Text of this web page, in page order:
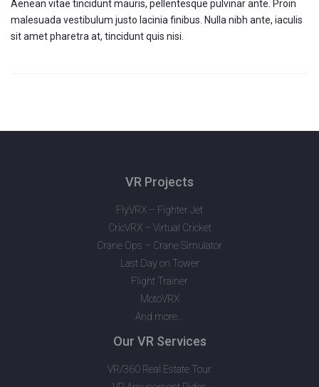
Aenean vitae tincidunt mauris, pellentesque pulvinar ante. Proin
malesuada vestibulum justo lacinia finibus. Nulla nibh ante, iaculis
sit amet pharetra at, tincidunt quis nisi.
VR Projects
FlyVRX – Fighter Jet
CricVRX – Virtual Cricket
Crane Ops – Crane Simulator
Last Day on Tower
Flight Trainer
MotoVRX
And more…
Our VR Services
VR/360 Real Estate Tour